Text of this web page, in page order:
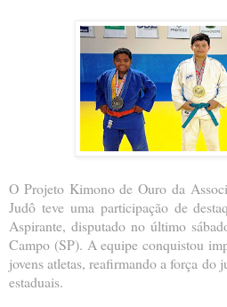
O Projeto Kimono de Ouro da
Judô teve uma participação de
Aspirante, disputado no último
Campo (SP). A equipe conquistou
jovens atletas, reafirmando a força do
estaduais.